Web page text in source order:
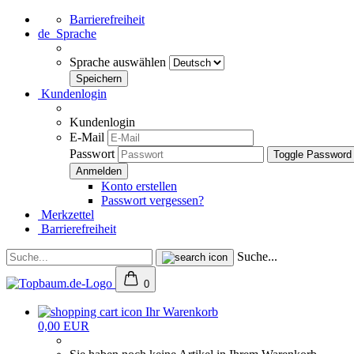
Barrierefreiheit
de Sprache
Sprache auswählen
Kundenlogin
Kundenlogin
E-Mail
Passwort
Toggle
Konto erstellen
Passwort vergessen?
Merkzettel
Barrierefreiheit
Suche...
0
Ihr Warenkorb
0,00 EUR